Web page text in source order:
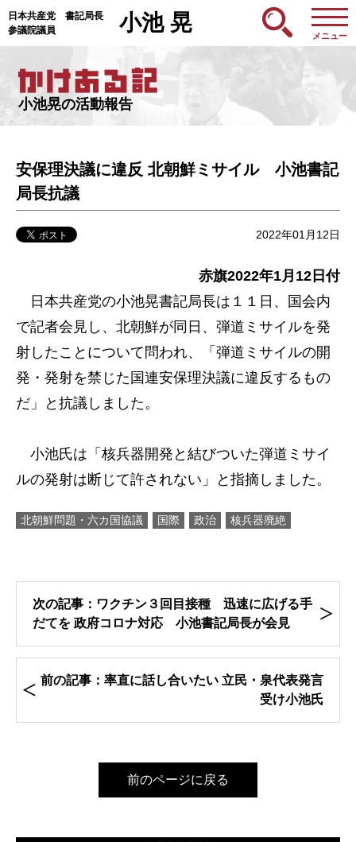
日本共産党 書記局長
参議院議員
小池 晃
メニュー
小池晃の活動報告
安保理決議に違反 北朝鮮ミサイル 小池書記
局長抗議
2022年01月12日
赤旗2022年1月12日付
日本共産党の小池晃書記局長は１１日、国会内
で記者会見し、北朝鮮が同日、弾道ミサイルを発
射したことについて問われ、「弾道ミサイルの開
発・発射を禁じた国連安保理決議に違反するもの
だ」と抗議しました。
小池氏は「核兵器開発と結びついた弾道ミサイ
ルの発射は断じて許されない」と指摘しました。
北朝鮮問題・六カ国協議 国際 政治 核兵器廃絶
次の記事：ワクチン３回目接種 迅速に広げる手
だてを 政府コロナ対応 小池書記局長が会見
前の記事：率直に話し合いたい 立民・泉代表発言
受け小池氏
前のページに戻る